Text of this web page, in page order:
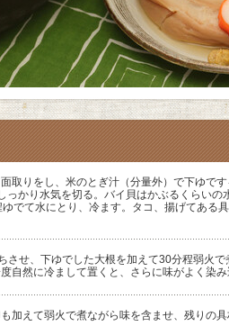
取りをし、米のとぎ汁（分量外）で下ゆで
っかり水気を切る。バイ貝はかぶるくらいの
でて水にとり、冷ます。タコ、揚げてある
させ、下ゆでした大根を加えて30分程弱火で
自然に冷まして置くと、さらに味がよく染み
加えて弱火で煮ながら味を含ませ、残りの